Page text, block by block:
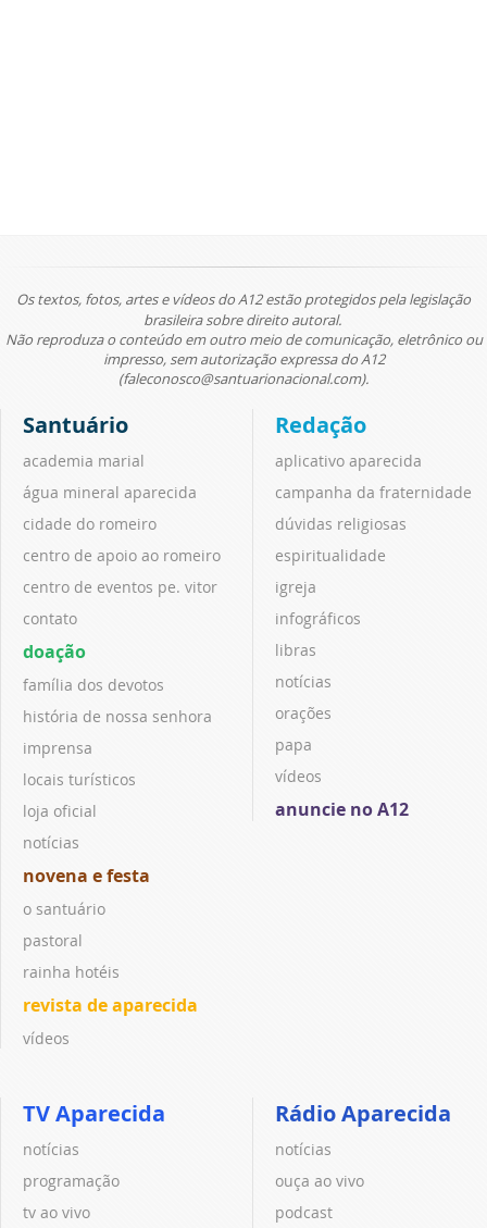
Os textos, fotos, artes e vídeos do A12 estão protegidos pela legislação
brasileira sobre direito autoral.
Não reproduza o conteúdo em outro meio de comunicação, eletrônico ou
impresso, sem autorização expressa do A12
(faleconosco@santuarionacional.com).
Santuário
academia marial
água mineral aparecida
cidade do romeiro
centro de apoio ao romeiro
centro de eventos pe. vitor
contato
doação
família dos devotos
história de nossa senhora
imprensa
locais turísticos
loja oficial
notícias
novena e festa
o santuário
pastoral
rainha hotéis
revista de aparecida
vídeos
Redação
aplicativo aparecida
campanha da fraternidade
dúvidas religiosas
espiritualidade
igreja
infográficos
libras
notícias
orações
papa
vídeos
anuncie no A12
TV Aparecida
notícias
programação
tv ao vivo
Rádio Aparecida
notícias
ouça ao vivo
podcast